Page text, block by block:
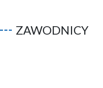
ZAWODNICY